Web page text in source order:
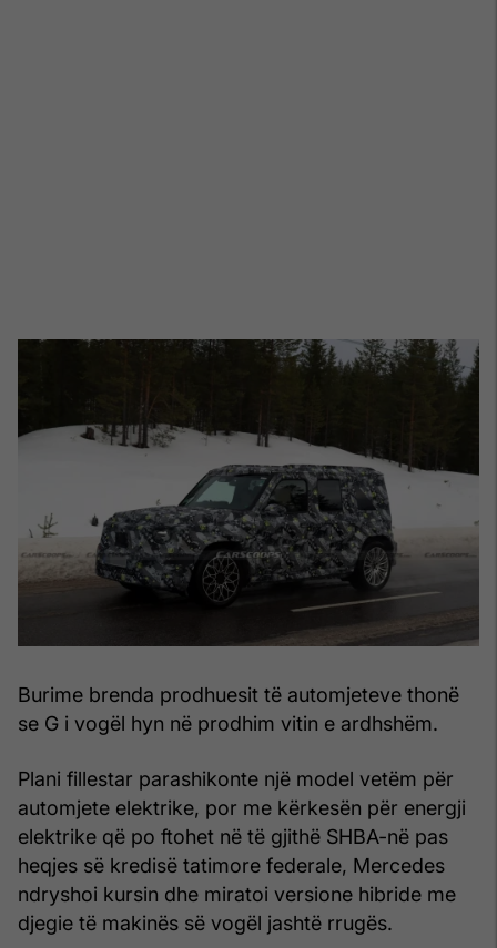
Burime brenda prodhuesit të automjeteve thonë
se G i vogël hyn në prodhim vitin e ardhshëm.
Plani fillestar parashikonte një model vetëm për
automjete elektrike, por me kërkesën për energji
elektrike që po ftohet në të gjithë SHBA-në pas
heqjes së kredisë tatimore federale, Mercedes
ndryshoi kursin dhe miratoi versione hibride me
djegie të makinës së vogël jashtë rrugës.